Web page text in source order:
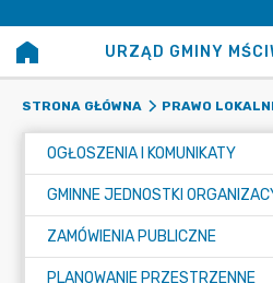
URZĄD GMINY
STRONA GŁÓWNA PRAWO
OGŁOSZENIA I KOMUNIKATY
ZAMÓWIENIA PUBLICZNE
PLANOWANIE PRZESTRZENNE